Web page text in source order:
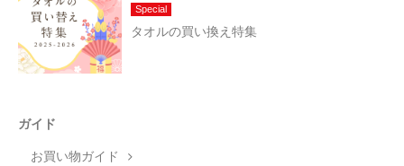
Special
タオルの買い換え特集
ガイド
お買い物ガイド